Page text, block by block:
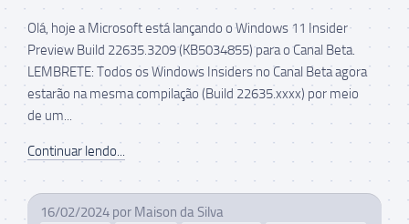
Olá, hoje a Microsoft está lançando o Windows 11 Insider
Preview Build 22635.3209 (KB5034855) para o Canal Beta.
LEMBRETE: Todos os Windows Insiders no Canal Beta agora
estarão na mesma compilação (Build 22635.xxxx) por meio
de um...
Continuar lendo...
16/02/2024 por Maison da Silva